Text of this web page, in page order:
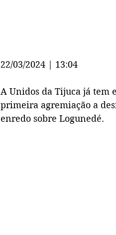
22/03/2024 | 13:04
A Unidos da Tijuca já tem
primeira agremiação a
enredo sobre Logunedé.